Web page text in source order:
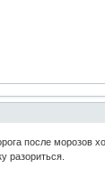
после морозов
разориться.